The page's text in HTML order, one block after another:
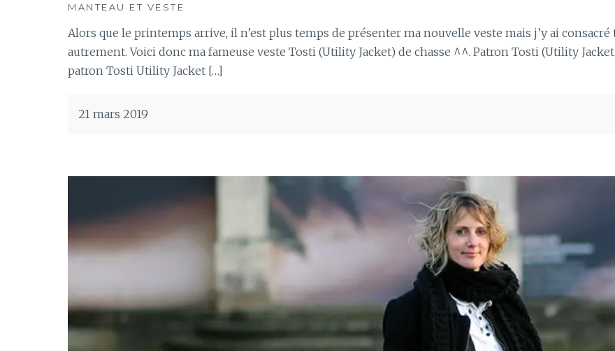
MANTEAU ET VESTE
Alors que le printemps arrive, il n’est plus temps de présenter ma nouvelle veste mais j’y ai
autrement. Voici donc ma fameuse veste Tosti (Utility Jacket) de chasse ^^. Patron Tosti (Utility
patron Tosti Utility Jacket […]
21 mars 2019